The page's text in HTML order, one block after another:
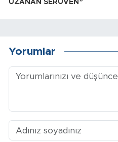
UZANAN SERÜVEN”
Yorumlar